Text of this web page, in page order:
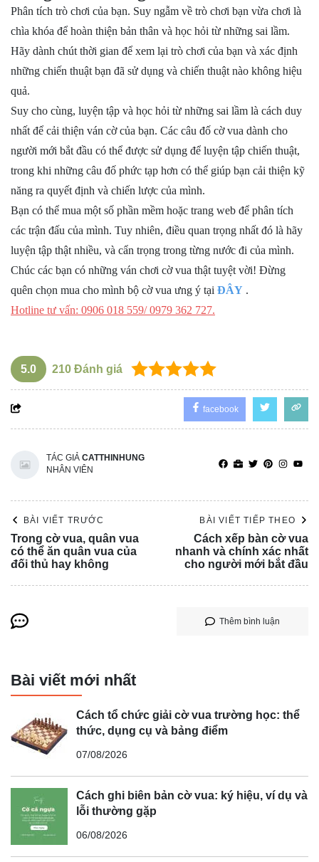
Phân tích trò chơi của bạn. Suy ngẫm về trò chơi bạn vừa chơi là
chìa khóa để hoàn thiện bản thân và học hỏi từ những sai lầm.
Hãy dành chút thời gian để xem lại trò chơi của bạn và xác định
những chiến thuật bạn đã sử dụng và chiến thuật nào không hiệu
quả.
Suy cho cùng, luyện tập và học hỏi từ những sai lầm là cách duy
nhất để cải thiện ván cờ của bạn. Các câu đố cờ vua dành cho
người mới bắt đầu có thể được sử dụng để luyện tập chiến thuật,
trong khi những câu đố phức tạp hơn có thể giúp bạn cải thiện kỹ
năng ra quyết định và chiến lược của mình.
Bạn có thể mua một số phần mềm hoặc trang web để phân tích
các trận đấu của mình. Tuy nhiên, điều quan trọng nhất đó là hãy
luyện tập thật nhiều, và cẩn trọng trong từng nước đi của mình.
Chúc các bạn có những ván chơi cờ vua thật tuyệt vời! Đừng
quên chọn mua cho mình bộ cờ vua ưng ý tại ĐÂY .
Hotline tư vấn: 0906 018 559/ 0979 362 727.
5.0 210 Đánh giá
facebook
TÁC GIẢ CATTHINHUNG
NHÂN VIÊN
BÀI VIẾT TRƯỚC
Trong cờ vua, quân vua
có thể ăn quân vua của
đối thủ hay không
BÀI VIẾT TIẾP THEO
Cách xếp bàn cờ vua
nhanh và chính xác nhất
cho người mới bắt đầu
Thêm bình luận
Bài viết mới nhất
Cách tổ chức giải cờ vua trường học: thể
thức, dụng cụ và bảng điểm
07/08/2026
Cách ghi biên bản cờ vua: ký hiệu, ví dụ và
lỗi thường gặp
06/08/2026